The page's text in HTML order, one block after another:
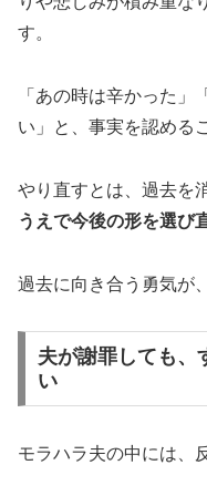
す。
「あの時は辛かった
い」と、事実を認める
やり直すとは、過去を
うえで今後の形を選び
過去に向き合う勇気が
夫が謝罪しても、
い
モラハラ夫の中には、